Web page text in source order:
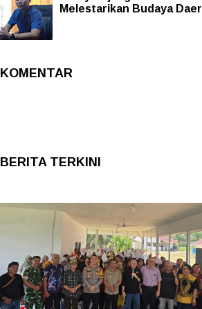
Melestarikan Budaya
KOMENTAR
BERITA TERKINI